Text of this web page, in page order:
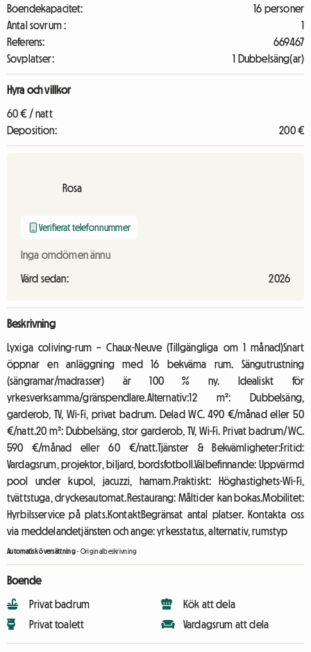
Boendekapacitet:
16 personer
Antal sovrum :
1
Referens:
669467
Sovplatser:
1 Dubbelsäng(ar)
Hyra och villkor
60 € / natt
Deposition:
200 €
Rosa
Verifierat telefonnummer
Inga omdömen ännu
Värd sedan: 2026
Beskrivning
Lyxiga coliving-rum – Chaux-Neuve (Tillgängliga om 1 månad)Snart
öppnar en anläggning med 16 bekväma rum. Sängutrustning
(sängramar/madrasser) är 100 % ny. Idealiskt för
yrkesverksamma/gränspendlare.Alternativ:12 m²: Dubbelsäng,
garderob, TV, Wi-Fi, privat badrum. Delad WC. 490 €/månad eller 50
€/natt.20 m²: Dubbelsäng, stor garderob, TV, Wi-Fi. Privat badrum/WC.
590 €/månad eller 60 €/natt.Tjänster & Bekvämligheter:Fritid:
Vardagsrum, projektor, biljard, bordsfotboll.Välbefinnande: Uppvärmd
pool under kupol, jacuzzi, hamam.Praktiskt: Höghastighets-Wi-Fi,
tvättstuga, dryckesautomat.Restaurang: Måltider kan bokas.Mobilitet:
Hyrbilsservice på plats.KontaktBegränsat antal platser. Kontakta oss
via meddelandetjänsten och ange: yrkesstatus, alternativ, rumstyp
Automatisk översättning-Originalbeskrivning
Boende
Privat badrum
Privat toalett
Kök att dela
Vardagsrum att dela